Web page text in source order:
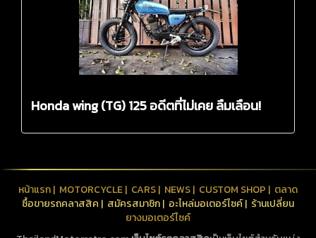
Honda wing (TG) 125 อดีตที่ไม่เคย ลืมเลือน!
หน้าแรก| MOTORCYCLE| CARS| NEWS| CUSTOM SHOP | ตลาด
ซื้อขายรถคลาสสิค | สมัครสมาชิก| อะไหล่มอเตอร์ไซค์| ร้านเปลี่ยน
ยางมอเตอร์ไซค์